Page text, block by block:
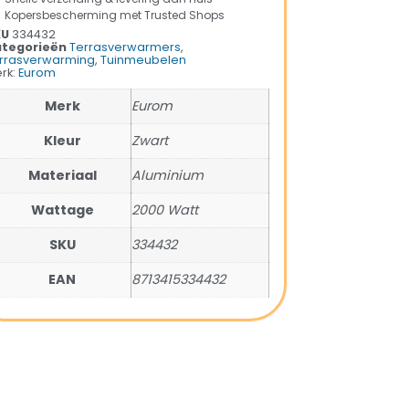
Kopersbescherming met Trusted Shops
334432
Terrasverwarmers,
, Tuinmeubelen
Eurom
Merk
Eurom
Kleur
Zwart
Materiaal
Aluminium
Wattage
2000 Watt
SKU
334432
EAN
8713415334432